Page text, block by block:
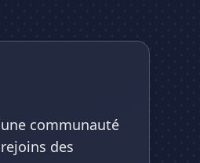
communauté
des